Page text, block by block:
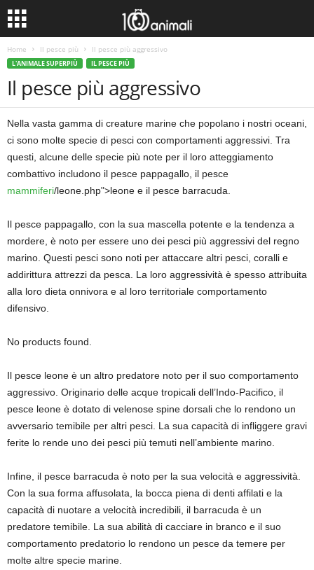
Home Il pesce più Il pesce più aggressivo
L'ANIMALE SUPERPIÙ IL PESCE PIÙ
Il pesce più aggressivo
Nella vasta gamma di creature marine che popolano i nostri oceani,
ci sono molte specie di pesci con comportamenti aggressivi. Tra
questi, alcune delle specie più note per il loro atteggiamento
combattivo includono il pesce pappagallo, il pesce
mammiferi/leone.php">leone e il pesce barracuda.
Il pesce pappagallo, con la sua mascella potente e la tendenza a
mordere, è noto per essere uno dei pesci più aggressivi del regno
marino. Questi pesci sono noti per attaccare altri pesci, coralli e
addirittura attrezzi da pesca. La loro aggressività è spesso attribuita
alla loro dieta onnivora e al loro territoriale comportamento
difensivo.
No products found.
Il pesce leone è un altro predatore noto per il suo comportamento
aggressivo. Originario delle acque tropicali dell’Indo-Pacifico, il
pesce leone è dotato di velenose spine dorsali che lo rendono un
avversario temibile per altri pesci. La sua capacità di infliggere gravi
ferite lo rende uno dei pesci più temuti nell’ambiente marino.
Infine, il pesce barracuda è noto per la sua velocità e aggressività.
Con la sua forma affusolata, la bocca piena di denti affilati e la
capacità di nuotare a velocità incredibili, il barracuda è un
predatore temibile. La sua abilità di cacciare in branco e il suo
comportamento predatorio lo rendono un pesce da temere per
molte altre specie marine.